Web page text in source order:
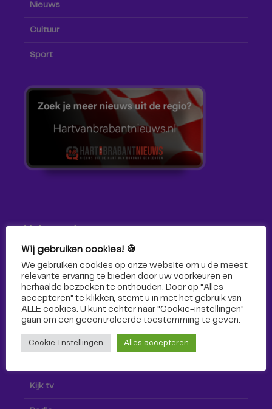
Nieuws
Cultuur
Sport
Volg ons!
Volg Omroep Tilburg niet alleen hier, maar ook via social
media!
Kijk tv
Wij gebruiken cookies! 🍪
We gebruiken cookies op onze website om u de meest
relevante ervaring te bieden door uw voorkeuren en
herhaalde bezoeken te onthouden. Door op "Alles
accepteren" te klikken, stemt u in met het gebruik van
ALLE cookies. U kunt echter naar "Cookie-instellingen"
gaan om een ​​gecontroleerde toestemming te geven.
Cookie Instellingen Alles accepteren